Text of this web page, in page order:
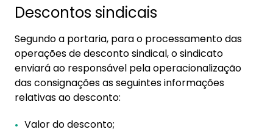
Descontos sindicais
Segundo a portaria, para o processamento das
operações de desconto sindical, o sindicato
enviará ao responsável pela operacionalização
das consignações as seguintes informações
relativas ao desconto:
Valor do desconto;